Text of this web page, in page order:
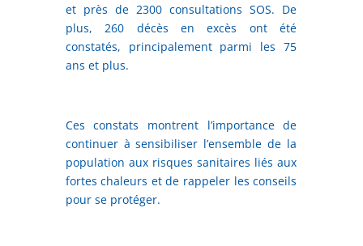
et près de 2300 consultations SOS. De
plus, 260 décès en excès ont été
constatés, principalement parmi les 75
ans et plus.
Ces constats montrent l’importance de
continuer à sensibiliser l’ensemble de la
population aux risques sanitaires liés aux
fortes chaleurs et de rappeler les conseils
pour se protéger.